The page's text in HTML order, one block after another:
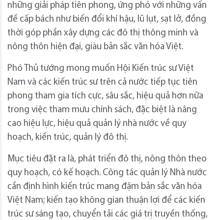
những giải pháp tiên phong, ứng phó với những vấn
đề cấp bách như biến đổi khí hậu, lũ lụt, sạt lở, đồng
thời góp phần xây dựng các đô thị thông minh và
nông thôn hiện đại, giàu bản sắc văn hóa Việt.
Phó Thủ tướng mong muốn Hội Kiến trúc sư Việt
Nam và các kiến trúc sư trên cả nước tiếp tục tiên
phong tham gia tích cực, sâu sắc, hiệu quả hơn nữa
trong việc tham mưu chính sách, đặc biệt là nâng
cao hiệu lực, hiệu quả quản lý nhà nước về quy
hoạch, kiến trúc, quản lý đô thị.
Mục tiêu đặt ra là, phát triển đô thị, nông thôn theo
quy hoạch, có kế hoạch. Công tác quản lý Nhà nước
cần định hình kiến trúc mang đậm bản sắc văn hóa
Việt Nam; kiến tạo không gian thuận lợi để các kiến
trúc sư sáng tạo, chuyển tải các giá trị truyền thống,